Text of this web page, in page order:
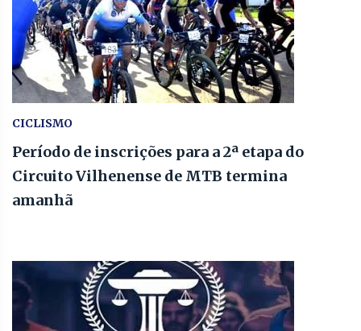
CICLISMO
Período de inscrições para a 2ª etapa do
Circuito Vilhenense de MTB termina
amanhã